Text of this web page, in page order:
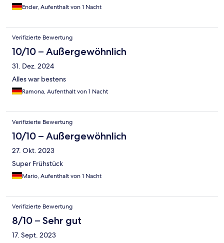
Ender, Aufenthalt von 1 Nacht
Verifizierte Bewertung
10/10 – Außergewöhnlich
31. Dez. 2024
Alles war bestens
Ramona, Aufenthalt von 1 Nacht
Verifizierte Bewertung
10/10 – Außergewöhnlich
27. Okt. 2023
Super Frühstück
Mario, Aufenthalt von 1 Nacht
Verifizierte Bewertung
8/10 – Sehr gut
17. Sept. 2023